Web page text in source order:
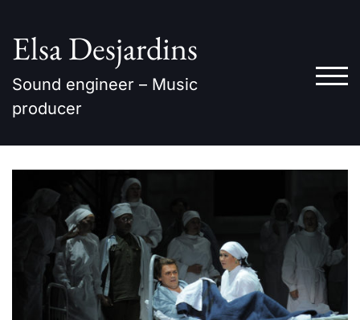
content
Elsa Desjardins
Sound engineer – Music
producer